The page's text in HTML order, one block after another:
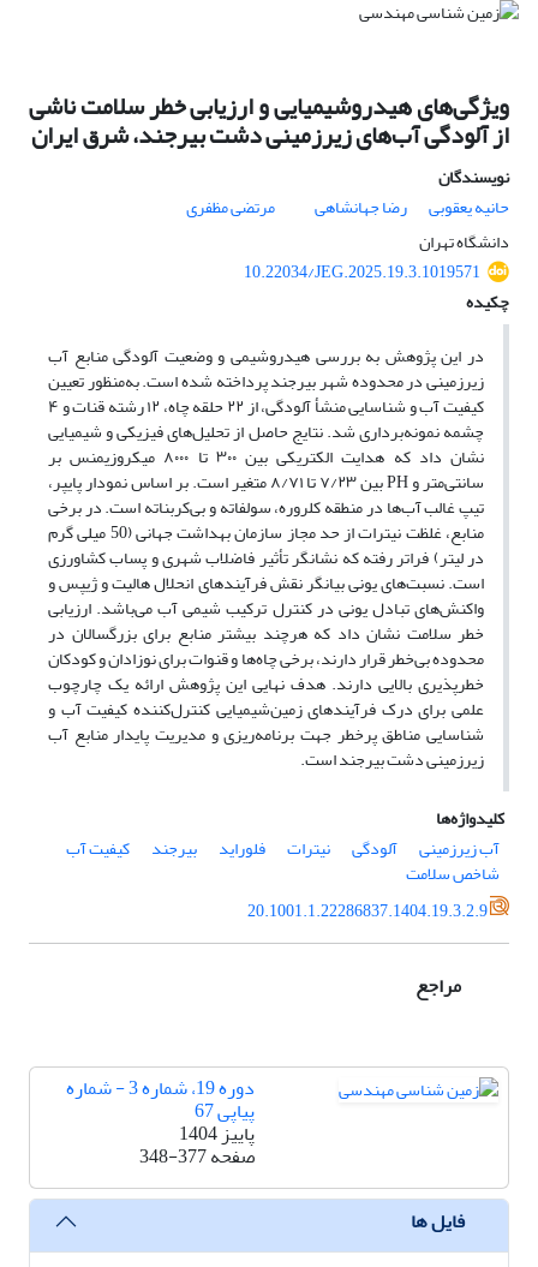
ویژگی‌های هیدروشیمیایی و ارزیابی خطر سلامت ناشی
از آلودگی آب‌های زیرزمینی دشت بیرجند، شرق ایران
نویسندگان
حانیه یعقوبی
رضا جهانشاهی
مرتضی مظفری
دانشگاه تهران
10.22034/JEG.2025.19.3.1019571
چکیده
در این پژوهش به بررسی هیدروشیمی و وضعیت آلودگی منابع آب
زیرزمینی در محدوده شهر بیرجند پرداخته شده است. به‌منظور تعیین
کیفیت آب و شناسایی منشأ آلودگی، از ۲۲ حلقه چاه، ۱۲ رشته قنات و ۴
چشمه نمونه‌برداری شد. نتایج حاصل از تحلیل‌های فیزیکی و شیمیایی
نشان داد که هدایت الکتریکی بین ۳۰۰ تا ۸۰۰۰ میکروزیمنس بر
سانتی‌متر و PH بین ۷/۲۳ تا ۸/۷۱ متغیر است. بر اساس نمودار پایپر،
تیپ غالب آب‌ها در منطقه کلروره، سولفاته و بی‌کربناته است. در برخی
منابع، غلظت نیترات از حد مجاز سازمان بهداشت جهانی (50 میلی گرم
در لیتر)فراتر رفته که نشانگر تأثیر فاضلاب شهری و پساب کشاورزی
است. نسبت‌های یونی بیانگر نقش فرآیندهای انحلال هالیت و ژیپس و
واکنش‌های تبادل یونی در کنترل ترکیب شیمی آب می‌باشد. ارزیابی
خطر سلامت نشان داد که هرچند بیشتر منابع برای بزرگسالان در
محدوده بی‌خطر قرار دارند، برخی چاه‌ها و قنوات برای نوزادان و کودکان
خطرپذیری بالایی دارند. هدف نهایی این پژوهش ارائه یک چارچوب
علمی برای درک فرآیندهای زمین‌شیمیایی کنترل‌کننده کیفیت آب و
شناسایی مناطق پرخطر جهت برنامه‌ریزی و مدیریت پایدار منابع آب
زیرزمینی دشت بیرجند است.
کلیدواژه‌ها
آب زیرزمینی
آلودگی نیترات فلوراید بیرجند کیفیت آب
شاخص سلامت
20.1001.1.22286837.1404.19.3.2.9
مراجع
دوره 19، شماره 3 - شماره
پیاپی 67
پاییز 1404
صفحه348-377
فایل ها